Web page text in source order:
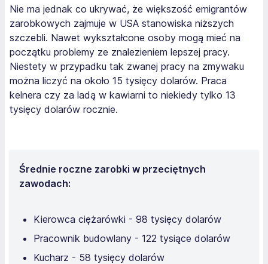
Nie ma jednak co ukrywać, że większość emigrantów
zarobkowych zajmuje w USA stanowiska niższych
szczebli. Nawet wykształcone osoby mogą mieć na
początku problemy ze znalezieniem lepszej pracy.
Niestety w przypadku tak zwanej pracy na zmywaku
można liczyć na około 15 tysięcy dolarów. Praca
kelnera czy za ladą w kawiarni to niekiedy tylko 13
tysięcy dolarów rocznie.
Średnie roczne zarobki w przeciętnych
zawodach:
Kierowca ciężarówki - 98 tysięcy dolarów
Pracownik budowlany - 122 tysiące dolarów
Kucharz - 58 tysięcy dolarów